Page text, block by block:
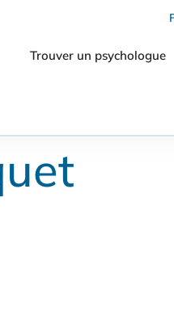
Trouver un psychologue